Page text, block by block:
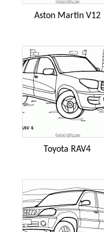
Aston Martin V12
Toyota RAV4